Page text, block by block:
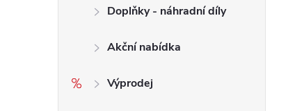
Doplňky - náhradní díly
Akční nabídka
Výprodej